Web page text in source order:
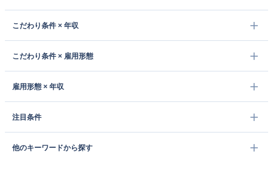
こだわり条件 × 年収
こだわり条件 × 雇用形態
雇用形態 × 年収
注目条件
他のキーワードから探す